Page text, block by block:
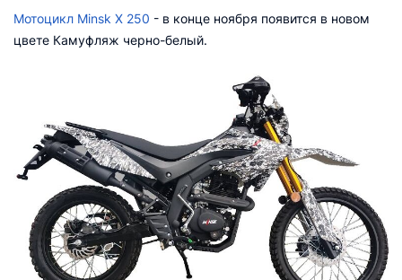
Мотоцикл Minsk X 250 - в конце ноября появится в новом
цвете Камуфляж черно-белый.